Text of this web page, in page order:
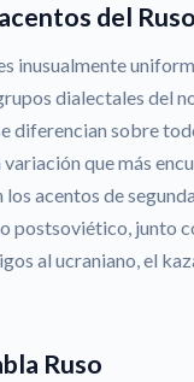
del Ruso
inusualmente
dialectales del
diferencian sobre
variación que más
acentos de
postsoviético, junto
al ucraniano, el
Ruso